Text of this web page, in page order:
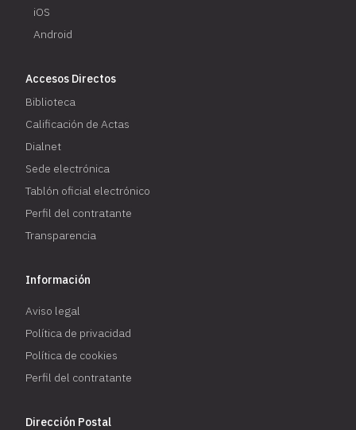
iOS
Android
Accesos Directos
Biblioteca
Calificación de Actas
Dialnet
Sede electrónica
Tablón oficial electrónico
Perfil del contratante
Transparencia
Información
Aviso legal
Política de privacidad
Política de cookies
Perfil del contratante
Dirección Postal